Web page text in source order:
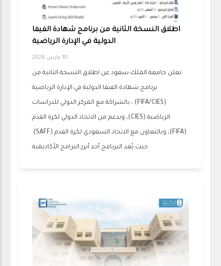
اطلاق النسخة الثانية من برنامج شهادة الفيفا
الدولية في الإدارة الرياضية
10 مارس 2026
تعلن جامعة الملك سعود عن اطلاق النسخة الثانية من
برنامج شهادة الفيفا الدولية في الإدارة الرياضية
(FIFA/CIES) ، بالشراكة مع المركز الدولي للدراسات
الرياضية (CIES)، وبدعم من الاتحاد الدولي لكرة القدم
(FIFA)، وبالتعاون مع الاتحاد السعودي لكرة القدم (SAFF).
حيث يُعد البرنامج أحد أبرز البرامج الأكاديمية